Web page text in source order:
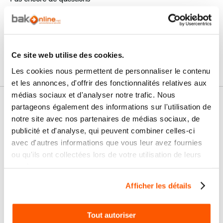
Ce site web utilise des cookies.
Les cookies nous permettent de personnaliser le contenu
et les annonces, d'offrir des fonctionnalités relatives aux
médias sociaux et d'analyser notre trafic. Nous
partageons également des informations sur l'utilisation de
notre site avec nos partenaires de médias sociaux, de
publicité et d'analyse, qui peuvent combiner celles-ci
avec d'autres informations que vous leur avez fournies
ou qu'ils ont collectées lors de votre utilisation de leurs
Afficher les détails
Tout autoriser
Connectez vous pour poser votre question
Nos services
Paiement
100% sécurisé
Paiement en
Garanties